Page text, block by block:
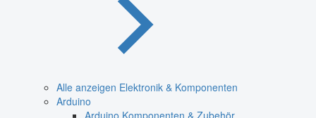
Alle anzeigen Elektronik & Komponenten
Arduino